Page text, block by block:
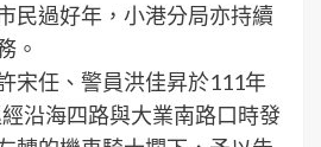
民過好年，小港分局亦持續
。
宋任、警員洪佳昇於111年
沿海四路與大業南路口時發